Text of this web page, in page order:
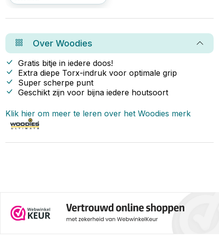
kan het verschil maken. Hier zijn
de vier meest gebruikte
schroefmaten die je altijd klaar
moet hebben liggen:
OverWoodies
Gratis bitje in iedere doos!
Extra diepe Torx-indruk voor optimale grip
Super scherpe punt
Geschikt zijn voor bijna iedere houtsoort
Klik hier om meer te leren over hetWoodies merk